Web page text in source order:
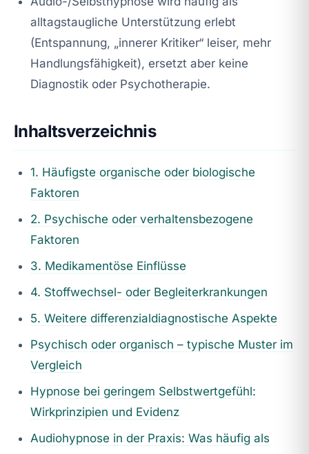
alltagstaugliche Unterstützung erlebt
(Entspannung, „innerer Kritiker“ leiser, mehr
Handlungsfähigkeit), ersetzt aber keine
Diagnostik oder Psychotherapie.
Inhaltsverzeichnis
1. Häufigste organische oder biologische
Faktoren
2. Psychische oder verhaltensbezogene
Faktoren
3. Medikamentöse Einflüsse
4. Stoffwechsel- oder Begleiterkrankungen
5. Weitere differenzialdiagnostische Aspekte
Psychisch oder organisch – typische Muster im
Vergleich
Hypnose bei geringem Selbstwertgefühl:
Wirkprinzipien und Evidenz
Audiohypnose in der Praxis: Was häufig als